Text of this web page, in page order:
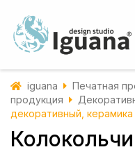
iguana Печатная
продукция
декоративный, керамика